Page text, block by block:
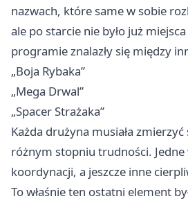
nazwach, które same w sobie
ale po starcie nie było już
programie znalazły się między
„Boja Rybaka”
„Mega Drwal”
„Spacer Strażaka”
Każda drużyna musiała
różnym stopniu trudności. Jedne
koordynacji, a jeszcze inne
To właśnie ten ostatni element